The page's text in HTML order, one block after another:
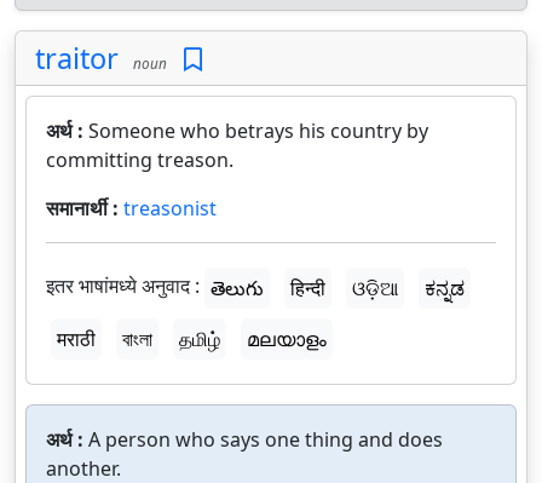
traitor noun
अर्थ : Someone who betrays his country by
committing treason.
समानार्थी : treasonist
इतर भाषांमध्ये अनुवाद : తెలుగు हिन्दी ଓଡ଼ିଆ
ಕನ್ನಡ
मराठी
বাংলা தமிழ் മലയാളം
अर्थ : A person who says one thing and does
another.